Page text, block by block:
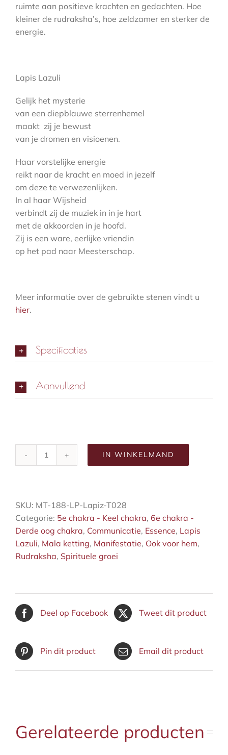
ruimte aan positieve krachten en gedachten. Hoe
kleiner de rudraksha’s, hoe zeldzamer en sterker de
energie.
Lapis Lazuli
Gelijk het mysterie
van een diepblauwe sterrenhemel
maakt zij je bewust
van je dromen en visioenen.
Haar vorstelijke energie
reikt naar de kracht en moed in jezelf
om deze te verwezenlijken.
In al haar Wijsheid
verbindt zij de muziek in in je hart
met de akkoorden in je hoofd.
Zij is een ware, eerlijke vriendin
op het pad naar Meesterschap.
Meer informatie over de gebruikte stenen vindt u
hier.
Specificaties
Aanvullend
Mystical
IN WINKELMAND
SKU: MT-188-LP-Lapiz-T028
Categorie: 5e chakra - Keel chakra, 6e chakra -
Derde oog chakra, Communicatie, Essence, Lapis
Lazuli, Mala ketting, Manifestatie, Ook voor hem,
Rudraksha, Spirituele groei
Deel op Facebook Tweet dit product
Pin dit product Email dit product
Gerelateerde producten